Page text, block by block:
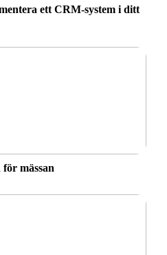
ett CRM-system i ditt
mässan